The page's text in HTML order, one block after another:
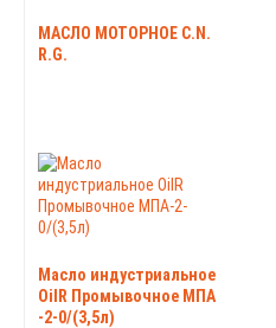
МАСЛО МОТОРНОЕ C.N.
R.G.
Масло индустриальное
OilR Промывочное МПА
-2-0/(3,5л)